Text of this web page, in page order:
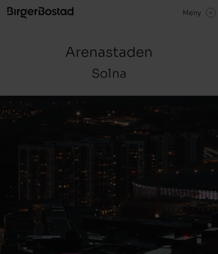
Meny
Arenastaden
Solna